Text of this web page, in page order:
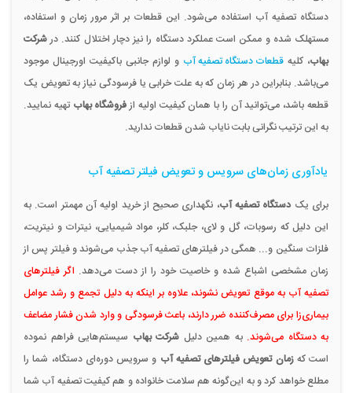
دستگاه تصفیه آب استفاده می‌شود. این قطعات بر اثر مرور زمان و استفاده،
مستهلک شده و ممکن است عملکرد دستگاه را نیز دچار اختلال کنند. درشرکت
بهاب، کلیه قطعات دستگاه تصفیه آب و لوازم جانبی باکیفیت اورجینال موجود
می‌باشد. بنابراین در هر زمان که به علت خرابی یا فرسودگی نیاز به تعویض یک
قطعه باشد، می‌توانید آن را با همان کیفیت اولیه ازفروشگاه بهاب تهیه نمایید.
به این ترتیب نگرانی بابت نایاب شدن قطعات ندارید.
یادآوری زمان‌های سرویس و تعویض فیلتر تصفیه آب
برای یکدستگاه تصفیه آب، نگهداری صحیح از خرید اولیه آن مهمتر است. به
این دلیل که رسوبات، گل و لای، جلبک، کلر، مواد شیمیایی، نیترات و نیتریت،
فلزات سنگین و... همگی در فیلترهای تصفیه آب جذب می‌شوند و فیلتر پس از
زمان مشخصی اشباع شده و خاصیت خود را از دست می‌دهد. اگر فیلترهای
تصفیه آب به موقع تعویض نشوند، علاوه بر اینکه به دلیل تجمع و رشد عوامل
بیماری‌زا برای مصرف‌کننده ضرر دارند، باعث فرسودگی و وارد شدن فشار مضاعف
به دستگاه می‌شوند. به همین دلیل شرکت بهاب سیستم‌هایی فراهم نموده
است کهزمان تعویض فیلترهای تصفیه آب و سرویس دوره‌ای دستگاه، شما را
مطلع خواهد کرد و به این‌گونه هم سلامت خانواده و هم کیفیت تصفیه آب شما